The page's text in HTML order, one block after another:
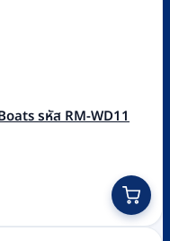
รหัส RM-WD11